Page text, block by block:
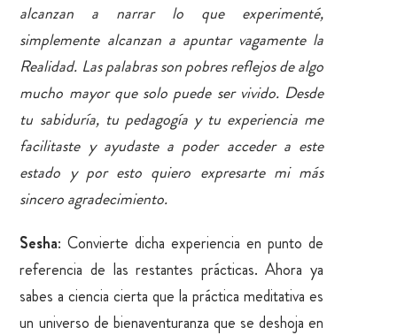
alcanzan a narrar lo que experimenté,
simplemente alcanzan a apuntar vagamente la
Realidad. Las palabras son pobres reflejos de algo
mucho mayor que solo puede ser vivido. Desde
tu sabiduría, tu pedagogía y tu experiencia me
facilitaste y ayudaste a poder acceder a este
estado y por esto quiero expresarte mi más
sincero agradecimiento.
Sesha: Convierte dicha experiencia en punto de
referencia de las restantes prácticas. Ahora ya
sabes a ciencia cierta que la práctica meditativa es
un universo de bienaventuranza que se deshoja en